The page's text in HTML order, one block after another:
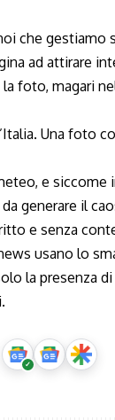
che gestiamo
ad attirare
foto, magari
Una foto
e siccome
generare il
e senza
usano lo
la presenza